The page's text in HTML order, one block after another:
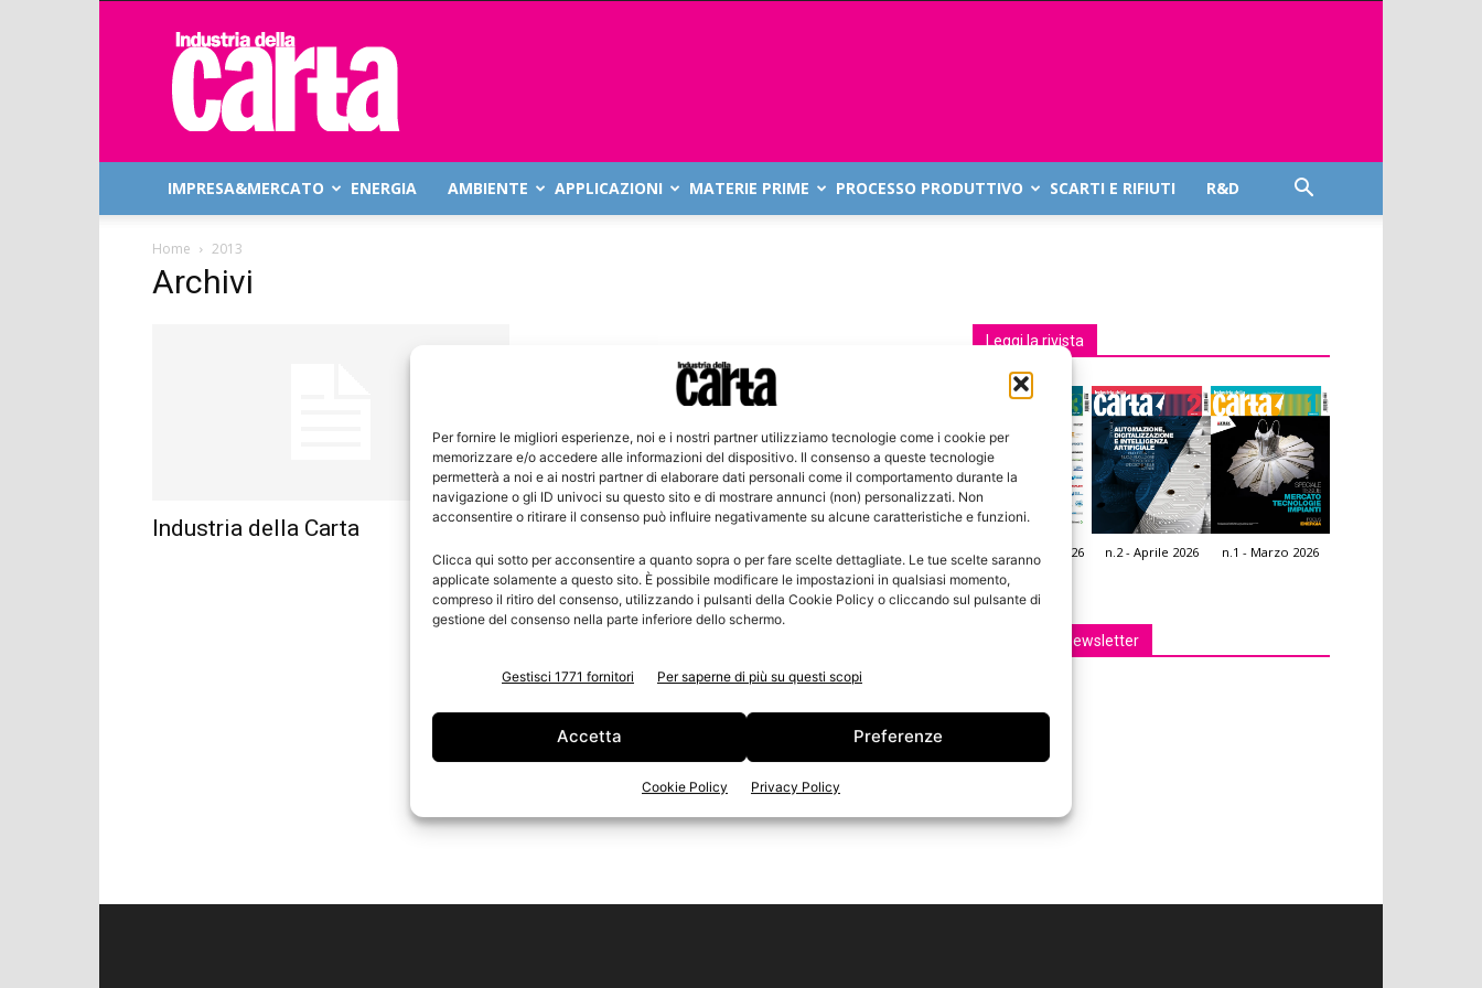
Per fornire le migliori esperienze, noi e i nostri partner utilizziamo tecnologie come i cookie per
memorizzare e/o accedere alle informazioni del dispositivo. Il consenso a queste tecnologie
permetterà a noi e ai nostri partner di elaborare dati personali come il comportamento durante la
navigazione o gli ID univoci su questo sito e di mostrare annunci (non) personalizzati. Non
acconsentire o ritirare il consenso può influire negativamente su alcune caratteristiche e funzioni.
Clicca qui sotto per acconsentire a quanto sopra o per fare scelte dettagliate. Le tue scelte saranno
applicate solamente a questo sito. È possibile modificare le impostazioni in qualsiasi momento,
compreso il ritiro del consenso, utilizzando i pulsanti della Cookie Policy o cliccando sul pulsante di
gestione del consenso nella parte inferiore dello schermo.
Gestisci 1771 fornitori Per saperne di più su questi scopi
Accetta Preferenze
Cookie Policy Privacy Policy
Industria
della
Carta
IMPRESA&MERCATO ENERGIA AMBIENTE APPLICAZIONI MATERIE PRIME PROCESSO PRODUTTIVO SCARTI E RIFIUTI R&D
Home 2013
Archivi
Industria della Carta
Leggi la rivista
n.3 - Giugno 2026 n.2 - Aprile 2026 n.1 - Marzo 2026
Edicola Web
Iscriviti alla newsletter